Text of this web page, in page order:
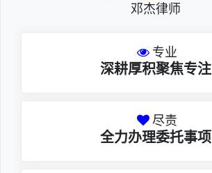
邓杰律师
专业
深耕厚积聚焦专注
尽责
全力办理委托事项